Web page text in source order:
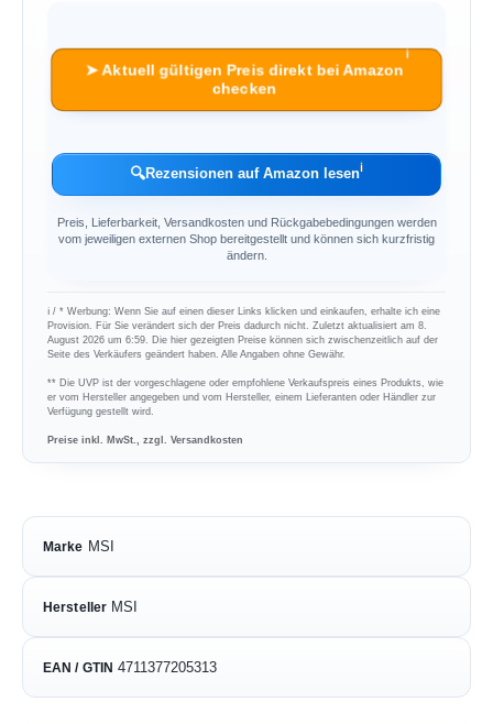
➤ Aktuell gültigen Preis direkt bei Amazon
checken
ℹ︎
🔍Rezensionen auf Amazon lesenℹ︎
Preis, Lieferbarkeit, Versandkosten und Rückgabebedingungen werden
vom jeweiligen externen Shop bereitgestellt und können sich kurzfristig
ändern.
ℹ︎ / * Werbung: Wenn Sie auf einen dieser Links klicken und einkaufen, erhalte ich eine
Provision. Für Sie verändert sich der Preis dadurch nicht. Zuletzt aktualisiert am 8.
August 2026 um 6:59. Die hier gezeigten Preise können sich zwischenzeitlich auf der
Seite des Verkäufers geändert haben. Alle Angaben ohne Gewähr.
** Die UVP ist der vorgeschlagene oder empfohlene Verkaufspreis eines Produkts, wie
er vom Hersteller angegeben und vom Hersteller, einem Lieferanten oder Händler zur
Verfügung gestellt wird.
Preise inkl. MwSt., zzgl. Versandkosten
Marke MSI
Hersteller MSI
EAN / GTIN 4711377205313